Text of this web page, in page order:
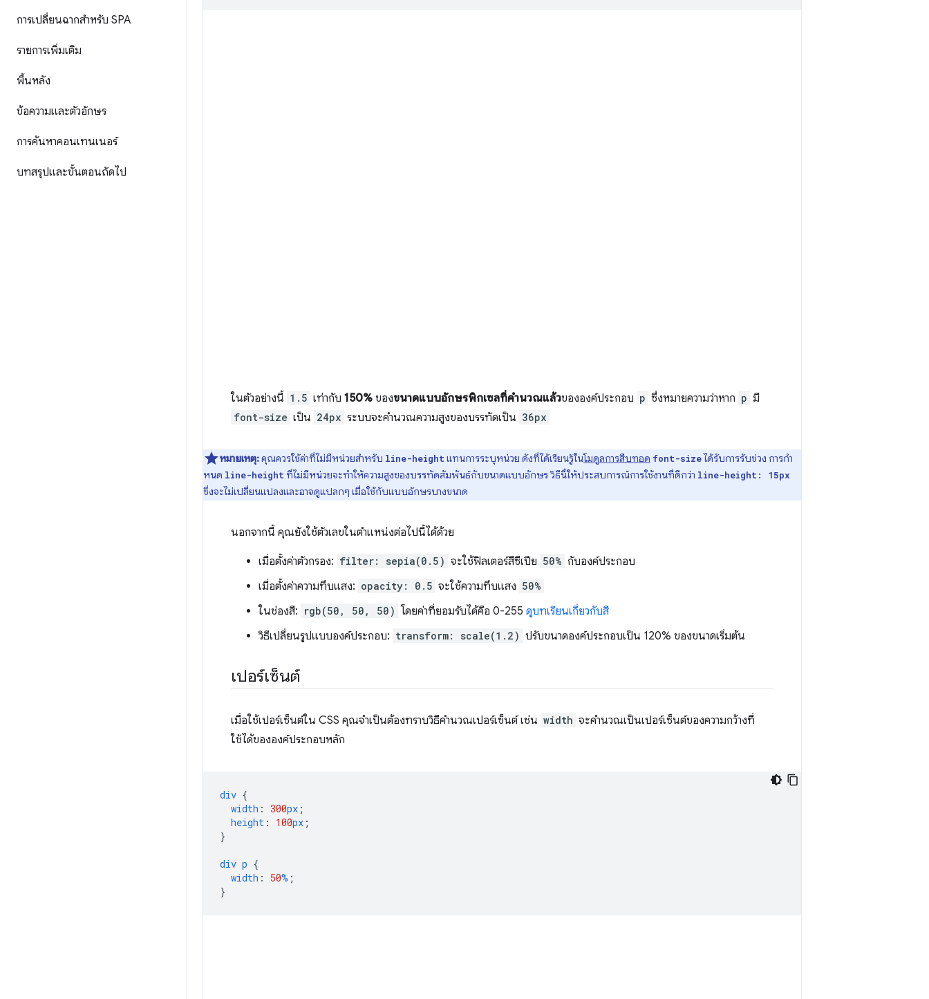
การเปลี่ยนฉากสำหรับ SPA
รายการเพิ่มเติม
พื้นหลัง
ข้อความและตัวอักษร
การค้นหาคอนเทนเนอร์
บทสรุปและขั้นตอนถัดไป
ในตัวอย่างนี้ 1.5 เท่ากับ 150% ของขนาดแบบอักษรพิกเซลที่คำนวณแล้วขององค์ประกอบ p ซึ่งหมายความว่าหาก p มี
font-size เป็น 24px ระบบจะคํานวณความสูงของบรรทัดเป็น 36px
หมายเหตุ:คุณควรใช้ค่าที่ไม่มีหน่วยสำหรับ line-height แทนการระบุหน่วย ดังที่ได้เรียนรู้ในโมดูลการสืบทอด font-sizeได้รับการรับช่วง การกํา
หนด line-height ที่ไม่มีหน่วยจะทําให้ความสูงของบรรทัดสัมพันธ์กับขนาดแบบอักษร วิธีนี้ให้ประสบการณ์การใช้งานที่ดีกว่า line-height: 15px
ซึ่งจะไม่เปลี่ยนแปลงและอาจดูแปลกๆ เมื่อใช้กับแบบอักษรบางขนาด
นอกจากนี้ คุณยังใช้ตัวเลขในตำแหน่งต่อไปนี้ได้ด้วย
เมื่อตั้งค่าตัวกรอง: filter: sepia(0.5) จะใช้ฟิลเตอร์สีซีเปีย 50% กับองค์ประกอบ
เมื่อตั้งค่าความทึบแสง: opacity: 0.5 จะใช้ความทึบแสง 50%
ในช่องสี: rgb(50, 50, 50) โดยค่าที่ยอมรับได้คือ 0-255 ดูบทเรียนเกี่ยวกับสี
วิธีเปลี่ยนรูปแบบองค์ประกอบ: transform: scale(1.2) ปรับขนาดองค์ประกอบเป็น 120% ของขนาดเริ่มต้น
เปอร์เซ็นต์
เมื่อใช้เปอร์เซ็นต์ใน CSS คุณจำเป็นต้องทราบวิธีคำนวณเปอร์เซ็นต์ เช่น width จะคํานวณเป็นเปอร์เซ็นต์ของความกว้างที่
ใช้ได้ขององค์ประกอบหลัก
div {
width : 300px ;
height : 100px ;
}
div p {
width : 50% ;
}